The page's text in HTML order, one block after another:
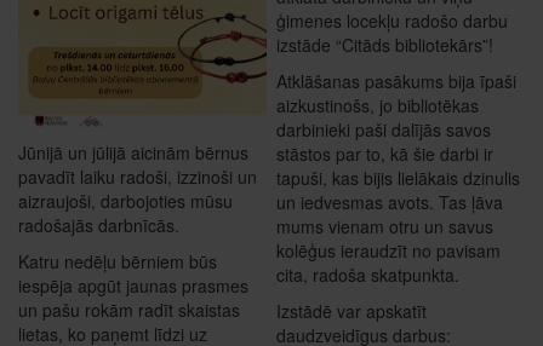
Jūnijā un jūlijā aicinām bērnus
pavadīt laiku radoši, izzinoši un
aizraujoši, darbojoties mūsu
radošajās darbnīcās.
Katru nedēļu bērniem būs
iespēja apgūt jaunas prasmes
un pašu rokām radīt skaistas
lietas, ko paņemt līdzi uz
ģimenes locekļu radošo darbu
izstāde “Citāds bibliotekārs”!
Atklāšanas pasākums bija īpaši
aizkustinošs, jo bibliotēkas
darbinieki paši dalījās savos
stāstos par to, kā šie darbi ir
tapuši, kas bijis lielākais dzinulis
un iedvesmas avots. Tas ļāva
mums vienam otru un savus
kolēģus ieraudzīt no pavisam
cita, radoša skatpunkta.
Izstādē var apskatīt
daudzveidīgus darbus: